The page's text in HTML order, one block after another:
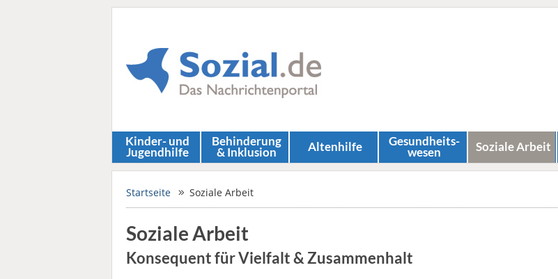
Kinder- und
Jugendhilfe
Behinderung
& Inklusion Altenhilfe Gesundheits­
wesen Soziale Arbeit
Startseite Soziale Arbeit
Soziale Arbeit
Konsequent für Vielfalt & Zusammenhalt